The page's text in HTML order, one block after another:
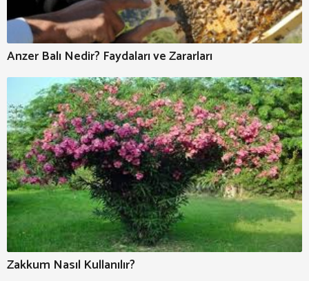
Anzer Balı Nedir? Faydaları ve Zararları
Zakkum Nasıl Kullanılır?